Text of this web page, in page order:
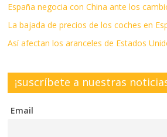
España negocia con China ante los
La bajada de precios de los coches en
Así afectan los aranceles de Estados
¡suscríbete a nuestras
Email